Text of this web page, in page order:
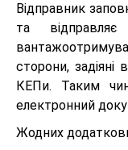
Відправник
та
сторони, задіяні
КЕПи. Таким
електронний
Жодних